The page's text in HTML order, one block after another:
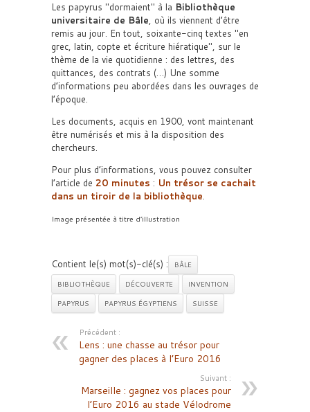
Les papyrus
dormaient à la Bibliothèque
universitaire de Bâle, où ils viennent d’être
remis au jour. En tout, soixante-cinq textes
en
grec, latin, copte et écriture hiératique , sur le
thème de la vie quotidienne : des lettres, des
quittances, des contrats (…) Une somme
d’informations peu abordées dans les ouvrages de
l’époque.
Les documents, acquis en 1900, vont maintenant
être numérisés et mis à la disposition des
chercheurs.
Pour plus d’informations, vous pouvez consulter
l’article de 20 minutes : Un trésor se cachait
dans un tiroir de la bibliothèque.
Image présentée à titre d’illustration
Contient le(s) mot(s)-clé(s) :
BÂLE
BIBLIOTHÈQUE
DÉCOUVERTE
INVENTION
PAPYRUS
PAPYRUS ÉGYPTIENS SUISSE
Précédent :
Lens : une chasse au trésor pour
gagner des places à l’Euro 2016
Suivant :
Marseille : gagnez vos places pour
l’Euro 2016 au stade Vélodrome